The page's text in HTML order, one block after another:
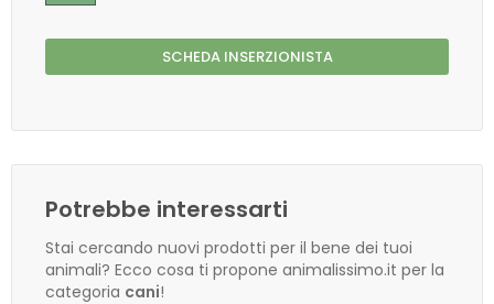
SCHEDA INSERZIONISTA
Potrebbe interessarti
Stai cercando nuovi prodotti per il bene dei tuoi
animali? Ecco cosa ti propone animalissimo.it per la
categoria cani!